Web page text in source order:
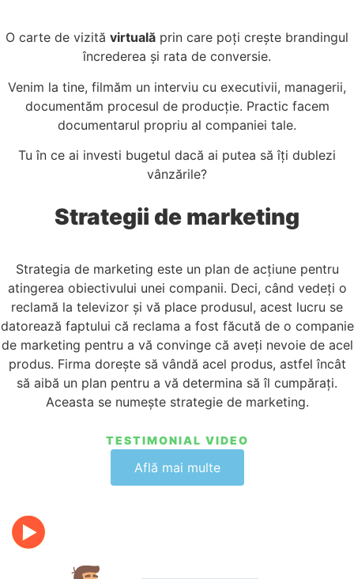
O carte de vizită virtuală prin care poți crește brandingul
încrederea și rata de conversie.
Venim la tine, filmăm un interviu cu executivii, managerii,
documentăm procesul de producție. Practic facem
documentarul propriu al companiei tale.
Tu în ce ai investi bugetul dacă ai putea să îți dublezi
vânzările?
Strategii de marketing
Strategia de marketing este un plan de acțiune pentru
atingerea obiectivului unei companii. Deci, când vedeți o
reclamă la televizor și vă place produsul, acest lucru se
datorează faptului că reclama a fost făcută de o companie
de marketing pentru a vă convinge că aveți nevoie de acel
produs. Firma dorește să vândă acel produs, astfel încât
să aibă un plan pentru a vă determina să îl cumpărați.
Aceasta se numește strategie de marketing.
TESTIMONIAL VIDEO
Află mai multe